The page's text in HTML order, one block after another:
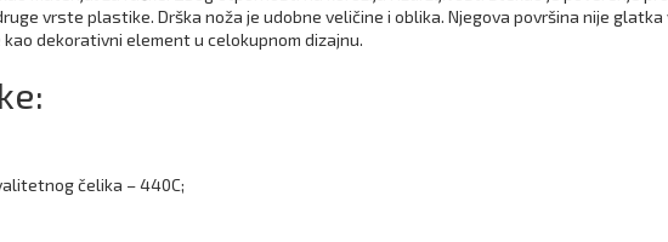
vrste plastike. Drška noža je udobne veličine i oblika. Njegova površina nije
dekorativni element u celokupnom dizajnu.
čelika – 440C;